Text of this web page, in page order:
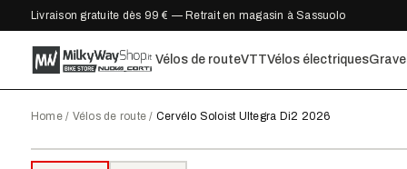
Livraison gratuite dès 99 € — Retrait en magasin à Sassuolo
Vélos de routeVTTVélos électriquesGravel
Home/ Vélos de route / Cervélo Soloist Ultegra Di2 2026